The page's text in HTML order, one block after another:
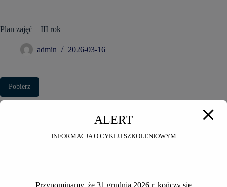
Plan zajęć – III rok
admin 2026-03-16
Pobierz
86
Wielkość pliku
Liczba plików 1
ALERT
INFORMACJA O CYKLU SZKOLENIOWYM
Przypominamy, że 31 grudnia 2026 r. kończy się